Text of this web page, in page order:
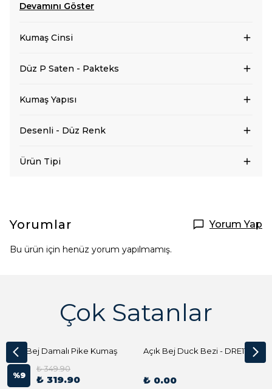
Devamını Göster
Kumaş Cinsi
Düz P Saten - Pakteks
Kumaş Yapısı
Desenli - Düz Renk
Ürün Tipi
Yorumlar Yorum Yap
Bu ürün için henüz yorum yapılmamış.
Çok Satanlar
Açık Bej Damalı Pike Kumaş
%9
₺ 349.90
₺ 319.90
Açık Bej Duck Bezi - DRE1144 Kumaş Peçete
₺ 0.00